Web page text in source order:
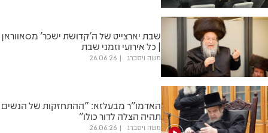
שבת יארצייט של ה'קדושת ישכר' מסאווראן
| כל אירועי וזמני שבת
משה ויסברג 26.06.26
האדמו"ר מבעלזא: "ההתחזקות של הנשים
תהיה הצלה לדור כולו"
משה ויסברג 26.06.26